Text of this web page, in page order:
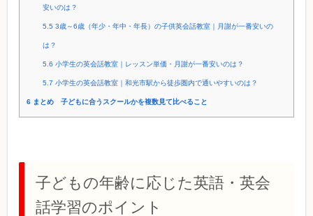
安いのは？
5.5 3歳～6歳（年少・年中・年長）の子供英会話教室｜月謝が一番安いの
は？
5.6 小学生の英会話教室｜レッスン単価・月謝が一番安いのは？
5.7 小学生の英会話教室｜和光市駅から徒歩圏内で通いやすいのは？
6 まとめ 子どもに合うスクールかを複数見て比べること
子どもの年齢に応じた英語・英会
話学習のポイント